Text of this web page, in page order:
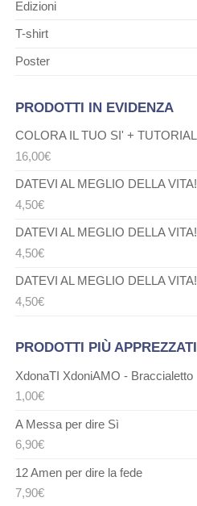
Edizioni
T-shirt
Poster
PRODOTTI IN EVIDENZA
COLORA IL TUO SI' + TUTORIAL
16,00€
DATEVI AL MEGLIO DELLA VITA!
4,50€
DATEVI AL MEGLIO DELLA VITA!
4,50€
DATEVI AL MEGLIO DELLA VITA!
4,50€
PRODOTTI PIÙ APPREZZATI
XdonaTI XdoniAMO - Braccialetto
1,00€
A Messa per dire Sì
6,90€
12 Amen per dire la fede
7,90€